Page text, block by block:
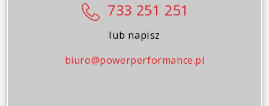
733 251 251
lub napisz
biuro@powerperformance.pl